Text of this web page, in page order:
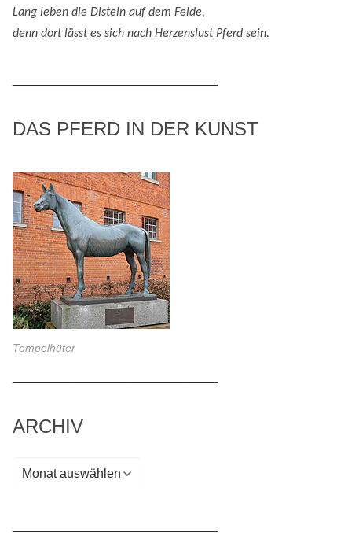
Lang leben die Disteln auf dem Felde,
denn dort lässt es sich nach Herzenslust Pferd sein.
DAS PFERD IN DER KUNST
Tempelhüter
ARCHIV
Archiv